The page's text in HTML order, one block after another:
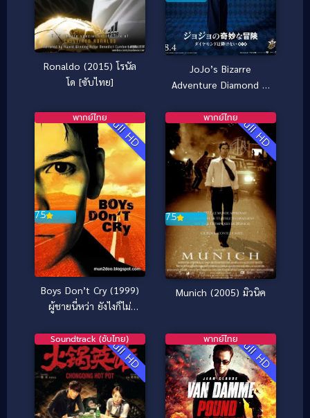
Ronaldo (2015) โรนัล
โด [ซับไทย]
JoJo’s Bizarre
Adventure Diamond Is
Chapter 1 โจโจ้ โจ๋ซ่าส์
ล่าข้ามศตวรรษ (2017)
Full HD
7.5
พากย์ไทย
Boys Don’t Cry (1999)
ผู้ชายนี่หว่า ยังไงก็ไม่
Full HD
7.5
พากย์ไทย
Munich (2005) มิวนิค
Full HD
Soundtrack (ซับไทย) Full HD
พากย์ไทย